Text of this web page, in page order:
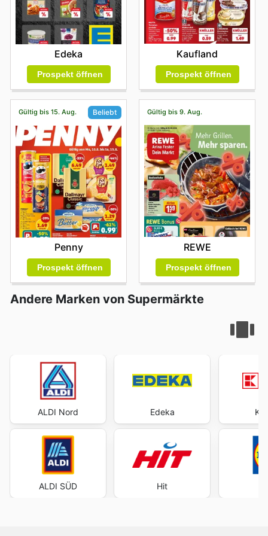
einem noch besseren Preis zu ergattern. Indem Sie sich
mit den aktuellen Alnatura weekly ads vertraut machen,
stellen Sie sicher, dass Sie immer die besten Angebote
wahrnehmen und so Ihren ökologischen Fußabdruck mit
jedem Einkauf positiv beeinflussen. Die Vielfalt und
Qualität, die Alnatura auszeichnet, wird durch diese
regelmäßigen Verkaufsaktionen noch zugänglicher. Visit
Alnatura's website today to explore the best deals and
Edeka
Prospekt öffnen
Kaufland
Prospekt öffnen
Gültig bis 15. Aug. Beliebt
Penny
Prospekt öffnen
Gültig bis 9. Aug.
REWE
Prospekt öffnen
Andere Marken von Supermärkte
ALDI Nord
ALDI SÜD
Edeka
Hit